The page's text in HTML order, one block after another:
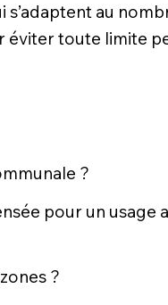
au
toute limite
?
pour un
?